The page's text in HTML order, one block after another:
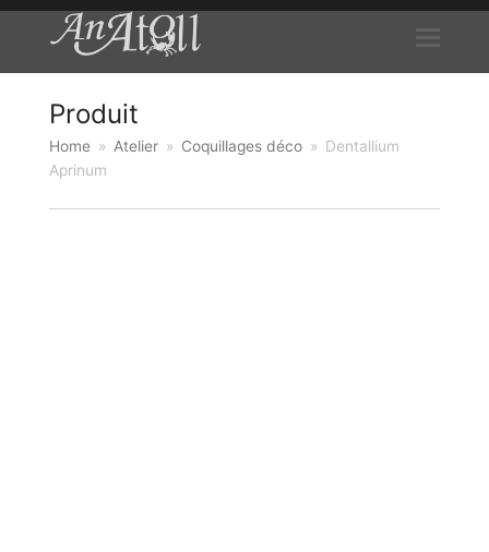
Produit
Home » Atelier » Coquillages déco » Dentallium
Aprinum